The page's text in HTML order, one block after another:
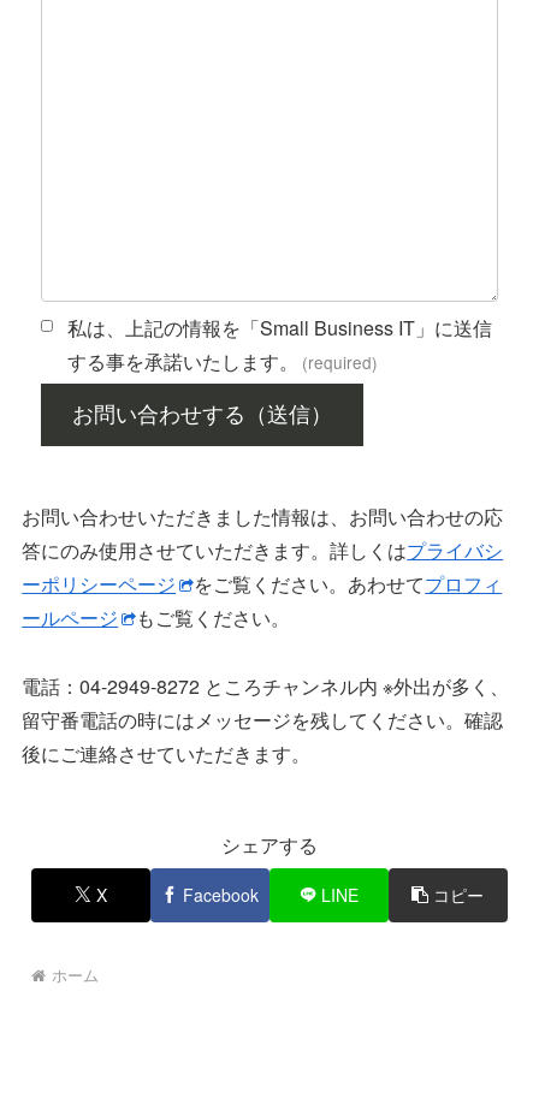
私は、上記の情報を「Small Business IT」に送信
する事を承諾いたします。
(required)
お問い合わせする（送信）
お問い合わせいただきました情報は、お問い合わせの応
答にのみ使用させていただきます。詳しくはプライバシ
ーポリシーページ
をご覧ください。あわせてプロフィ
ールページ
もご覧ください。
電話：04-2949-8272 ところチャンネル内 ※外出が多く、
留守番電話の時にはメッセージを残してください。確認
後にご連絡させていただきます。
シェアする
X Facebook LINE コピー
ホーム